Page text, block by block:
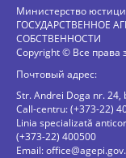
Министерство
ГОСУДАРСТВЕННОЕ
СОБСТВЕННОСТИ
Copyright © Все
Почтовый адрес:
Str. Andrei Doga nr. 24,
Call-centru: (+373-22)
Linia specializată
(+373-22) 400500
Email: